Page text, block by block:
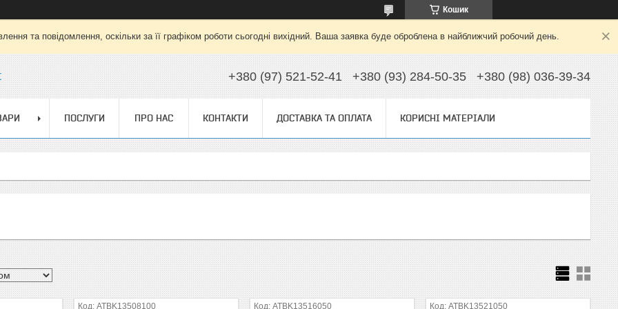
Кошик
та повідомлення, оскільки за її графіком роботи сьогодні вихідний. Ваша заявка буде оброблена в найближчий робочий день.
+380 (97) 521-52-41 +380 (93) 284-50-35 +380 (98) 036-39-34
ПОСЛУГИ ПРО НАС КОНТАКТИ ДОСТАВКА ТА ОПЛАТА КОРИСНІ МАТЕРІАЛИ
ATBK13508100 ATBK13516050 ATBK13521050